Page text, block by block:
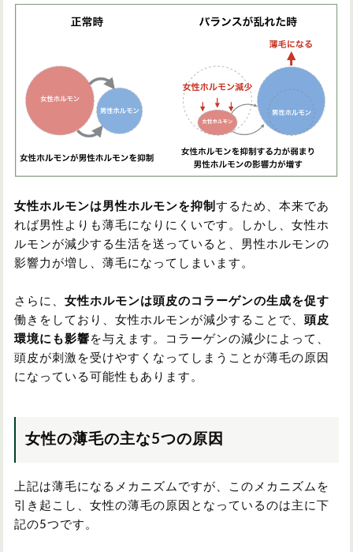
女性ホルモンは男性ホルモンを抑制 するため、本来であ
れば男性よりも薄毛になりにくいです。しかし、女性ホ
ルモンが減少する生活を送っていると、男性ホルモンの
影響力が増し、薄毛になってしまいます。
さらに、 女性ホルモンは頭皮のコラーゲンの生成を促す
働きをしており、女性ホルモンが減少することで、 頭皮
環境にも影響 を与えます。コラーゲンの減少によって、
頭皮が刺激を受けやすくなってしまうことが薄毛の原因
になっている可能性もあります。
女性の薄毛の主な5つの原因
上記は薄毛になるメカニズムですが、このメカニズムを
引き起こし、女性の薄毛の原因となっているのは主に下
記の5つです。